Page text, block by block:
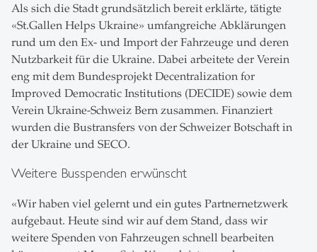
Als sich die Stadt grundsätzlich bereit erklärte, tätigte
«St.Gallen Helps Ukraine» umfangreiche Abklärungen
rund um den Ex- und Import der Fahrzeuge und deren
Nutzbarkeit für die Ukraine. Dabei arbeitete der Verein
eng mit dem Bundesprojekt Decentralization for
Improved Democratic Institutions (DECIDE) sowie dem
Verein Ukraine-Schweiz Bern zusammen. Finanziert
wurden die Bustransfers von der Schweizer Botschaft in
der Ukraine und SECO.
Weitere Busspenden erwünscht
«Wir haben viel gelernt und ein gutes Partnernetzwerk
aufgebaut. Heute sind wir auf dem Stand, dass wir
weitere Spenden von Fahrzeugen schnell bearbeiten